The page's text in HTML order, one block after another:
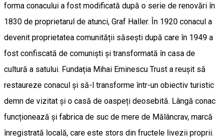
forma conacului a fost modificată după o serie de renovări în
1830 de proprietarul de atunci, Graf Haller. În 1920 conacul a
devenit proprietatea comunității săsești după care în 1949 a
fost confiscată de comuniști și transformată în casa de
cultură a satului. Fundația Mihai Eminescu Trust a reușit să
restaureze conacul și să-l transforme într-un obiectiv turistic
demn de vizitat și o casă de oaspeți deosebită. Lângă conac
funcționează și fabrica de suc de mere de Mălâncrav, marcă
înregistrată locală, care este stors din fructele livezii proprii.